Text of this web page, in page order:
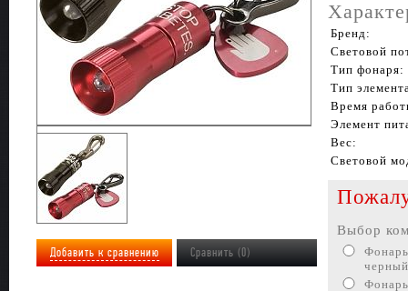
Добавить к сравнению Сравнить (0)
Бренд:
Световой
Тип фонаря:
Тип
Время
Элемент
Вес:
Световой
Выбор